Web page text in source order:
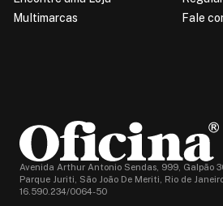
Multimarcas
Fale
Avenida Arthur Antonio Sendas, 999, Galpão
Parque Juriti, São João De Meriti, Rio de
16.590.234/0064-50